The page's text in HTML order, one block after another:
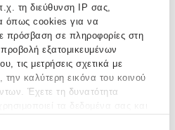
τη διεύθυνση IP σας,
όπως cookies για να
πρόσβαση σε πληροφορίες στη
εξατομικευμένων
τις μετρήσεις σχετικά με
την καλύτερη εικόνα του κοινού
Έχετε τη δυνατότητα